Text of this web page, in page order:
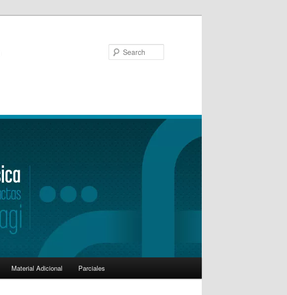
Material Adicional Parciales